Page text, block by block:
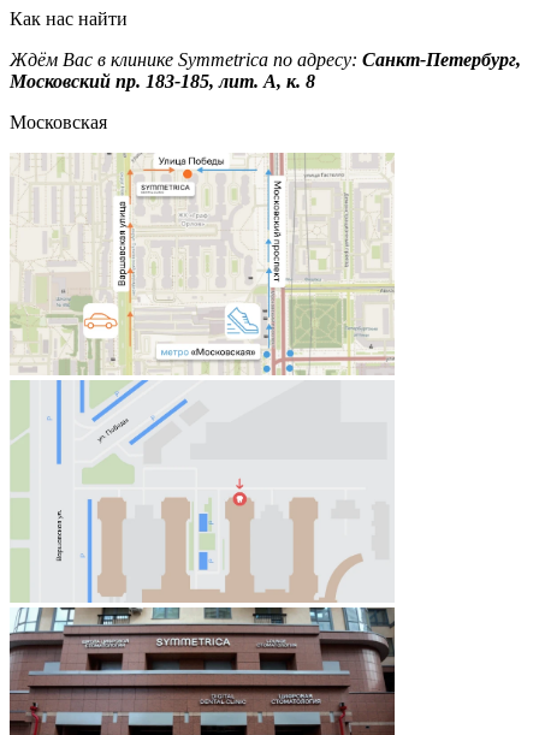
Как нас найти
Ждём Вас в клинике Symmetrica по адресу: Санкт-Петербург,
Московский пр. 183-185, лит. А, к. 8
Московская